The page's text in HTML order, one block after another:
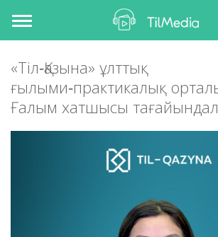
Toggle
navigation
«Тіл‑Қазына» ұлттық
ғылыми‑практикалық
Ғалым хатшысы